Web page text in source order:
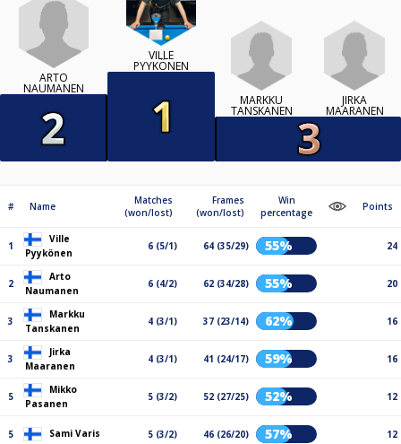
ARTO
NAUMANEN
VILLE
PYYKÖNEN
MARKKU
TANSKANEN
JIRKA
MAARANEN
# Name
Matches
(won/lost)
Frames
(won/lost)
Win
percentage
Points
1
Ville
Pyykönen
6 (5/1) 64 (35/29) 55% 24
2
Arto
Naumanen
6 (4/2) 62 (34/28) 55% 20
3
Markku
Tanskanen
4 (3/1) 37 (23/14) 62% 16
3
Jirka
Maaranen
4 (3/1) 41 (24/17) 59% 16
5
Mikko
Pasanen
5 (3/2) 52 (27/25) 52% 12
5 Sami Varis 5 (3/2) 46 (26/20) 57% 12